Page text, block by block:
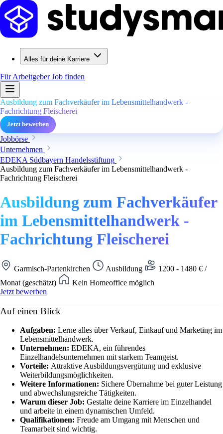
Alles für deine Karriere
Für ArbeitgeberJob finden
Ausbildung zum Fachverkäufer im Lebensmittelhandwerk -
Fachrichtung Fleischerei
Jetzt bewerben
Jobbörse
Unternehmen
EDEKA Südbayern Handelsstiftung
Ausbildung zum Fachverkäufer im Lebensmittelhandwerk -
Fachrichtung Fleischerei
Ausbildung zum Fachverkäufer
im Lebensmittelhandwerk -
Fachrichtung Fleischerei
Garmisch-Partenkirchen Ausbildung
1200 - 1480 € /
Monat (geschätzt)
Kein Homeoffice möglich
Jetzt bewerben
Auf einen Blick
Aufgaben: Lerne alles über Verkauf, Einkauf und Marketing im
Lebensmittelhandwerk.
Unternehmen: EDEKA, ein führendes
Einzelhandelsunternehmen mit starkem Teamgeist.
Vorteile: Attraktive Ausbildungsvergütung und exklusive
Weiterbildungsmöglichkeiten.
Weitere Informationen: Sichere Übernahme bei guter Leistung
und abwechslungsreiche Tätigkeiten.
Warum dieser Job: Gestalte deine Karriere im Einzelhandel
und arbeite in einem dynamischen Umfeld.
Qualifikationen: Freude am Umgang mit Menschen und
Teamarbeit sind wichtig.